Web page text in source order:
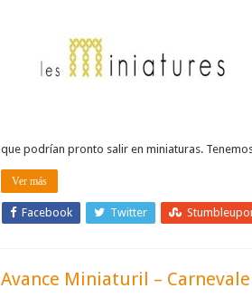
que podrían pronto salir en miniaturas.
Ver más
Facebook Twitter
Avance Miniaturil –